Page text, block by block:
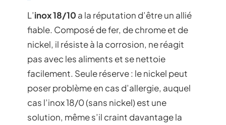
L’inox 18/10 a la réputation d’être un allié
fiable. Composé de fer, de chrome et de
nickel, il résiste à la corrosion, ne réagit
pas avec les aliments et se nettoie
facilement. Seule réserve : le nickel peut
poser problème en cas d’allergie, auquel
cas l’inox 18/0 (sans nickel) est une
solution, même s’il craint davantage la